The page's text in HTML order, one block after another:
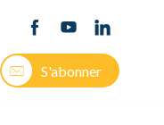
S'abonner